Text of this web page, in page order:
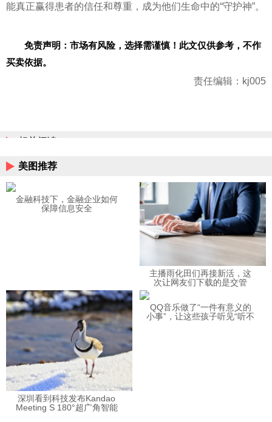
能真正赢得患者的信任和尊重，成为他们生命中的“守护神”。
免责声明：市场有风险，选择需谨慎！此文仅供参考，不作
买卖依据。
责任编辑：kj005
相关阅读
美图推荐
金融科技下，金融企业如何
保障信息安全
主播雨化田们再接新活，这
次让网友们下载的是交管
深圳看到科技发布Kandao
Meeting S 180°超广角智能
QQ音乐做了“一件有意义的
小事”，让这些孩子听见“听不